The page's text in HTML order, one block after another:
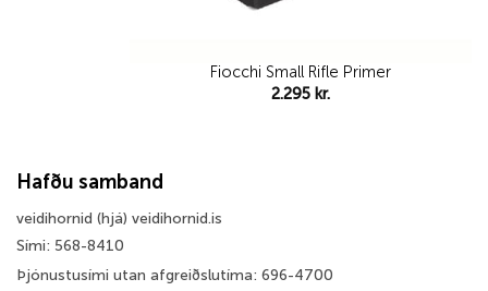
Fiocchi Small Rifle Primer
2.295 kr.
Hafðu samband
veidihornid (hjá) veidihornid.is
Sími: 568-8410
Þjónustusími utan afgreiðslutíma: 696-4700